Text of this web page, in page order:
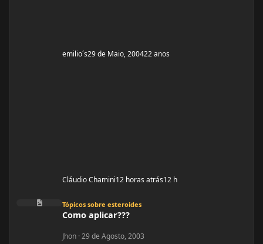
emilio´s29 de Maio, 200422 anos
Cláudio Chamini12 horas atrás12 h
Como aplicar???
Tópicos sobre esteroides
Como aplicar???
Jhon ·29 de Agosto, 2003